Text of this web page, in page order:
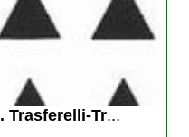
Trasferelli-Tr...